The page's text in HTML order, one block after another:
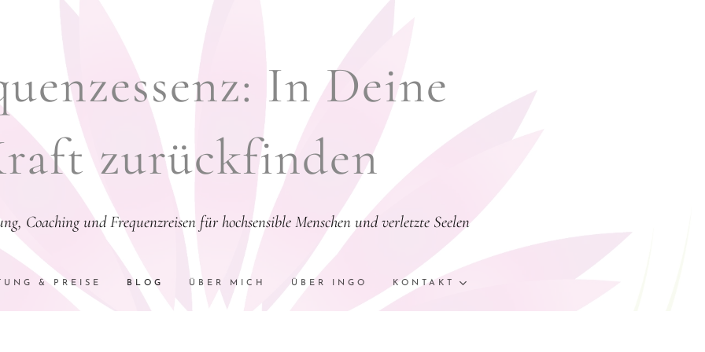
In Deine
zurückfinden
Coaching und Frequenzreisen für hochsensible Menschen und verletzte Seelen
& PREISE BLOG ÜBER MICH ÜBER INGO KONTAKT